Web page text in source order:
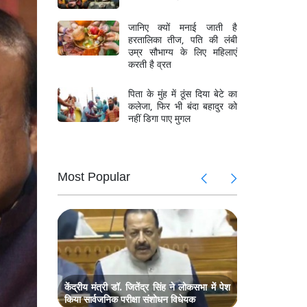
जानिए क्यों मनाई जाती है
हरतालिका तीज, पति की लंबी
उम्र सौभाग्य के लिए महिलाएं
करती है व्रत
पिता के मुंह में ठूंस दिया बेटे का
कलेजा, फिर भी बंदा बहादुर को
नहीं डिगा पाए मुगल
Most Popular
मिलन,
भी
होने
बैठक,
केंद्रीय मंत्री डॉ. जितेंद्र सिंह ने लोकसभा में पेश
किया सार्वजनिक परीक्षा संशोधन विधेयक